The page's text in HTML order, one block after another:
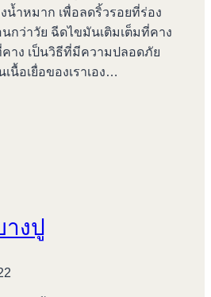
น้ำหมาก เพื่อลดริ้วรอยที่ร่อง
กว่าวัย ฉีดไขมันเติมเต็มที่คาง
าง เป็นวิธีที่มีความปลอดภัย
นื้อเยื่อของเราเอง…
งปู